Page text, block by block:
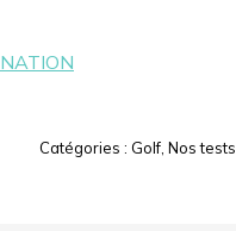
Catégories : Golf, Nos tests